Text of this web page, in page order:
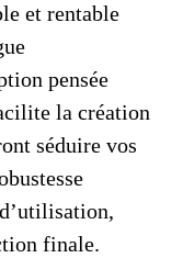
et rentable
pensée
la création
séduire vos
finale.